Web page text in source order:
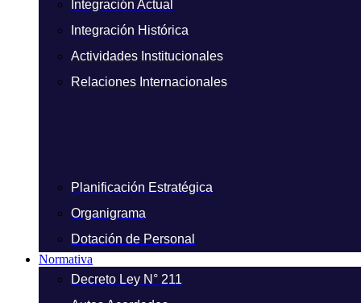
Integración Actual
Integración Histórica
Actividades Institucionales
Relaciones Internacionales
Planificación Estratégica
Organigrama
Dotación de Personal
Normativa
Decreto Ley N° 211